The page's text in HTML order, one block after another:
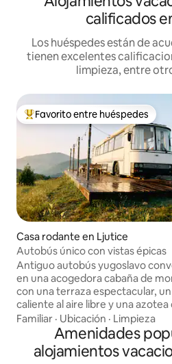
calificados
Los huéspedes están de
tienen excelentes
limpieza, entre
De los mejores en Favorito entre
Favorito entre huéspedes
Casa rodante en Ljutice
Autobús único con vistas épicas
Antiguo autobús yugoslavo
en una acogedora cabaña de
con una terraza espectacular,
caliente al aire libre y una azotea
vistas panorámicas a las colinas de
montaña Maljen. La zona está llena de
maravillosas rutas de senderismo
Hay paseos a caballo y clases a
Familiar · Ubicación · Limpieza
Amenidades
alojamientos